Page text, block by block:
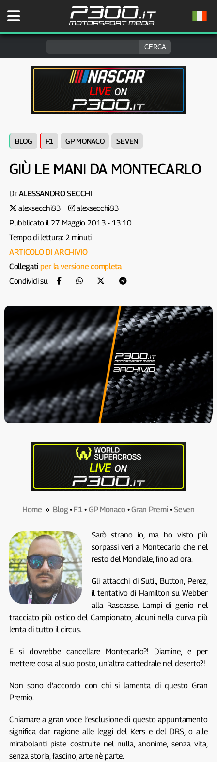
BLOG F1 GP MONACO SEVEN
GIÙ LE MANI DA MONTECARLO
Di: ALESSANDRO SECCHI
alexsecchi83
alexsecchi83
Pubblicato il 27 Maggio 2013 - 13:10
Tempo di lettura: 2 minuti
ARTICOLO DI ARCHIVIO
Collegati per la versione completa
Condividi su
Home » Blog• F1• GP Monaco •Gran Premi •Seven
Sarò strano io, ma ho visto più
sorpassi veri a Montecarlo che nel
resto del Mondiale, fino ad ora.
Gli attacchi di Sutil, Button, Perez,
il tentativo di Hamilton su Webber
alla Rascasse. Lampi di genio nel
tracciato più ostico del Campionato, alcuni nella curva più
lenta di tutto il circus.
E si dovrebbe cancellare Montecarlo?! Diamine, e per
mettere cosa al suo posto, un’altra cattedrale nel deserto?!
Non sono d’accordo con chi si lamenta di questo Gran
Premio.
Chiamare a gran voce l’esclusione di questo appuntamento
significa dar ragione alle leggi del Kers e del DRS, o alle
mirabolanti piste costruite nel nulla, anonime, senza vita,
senza storia, fascino, arte nè parte.